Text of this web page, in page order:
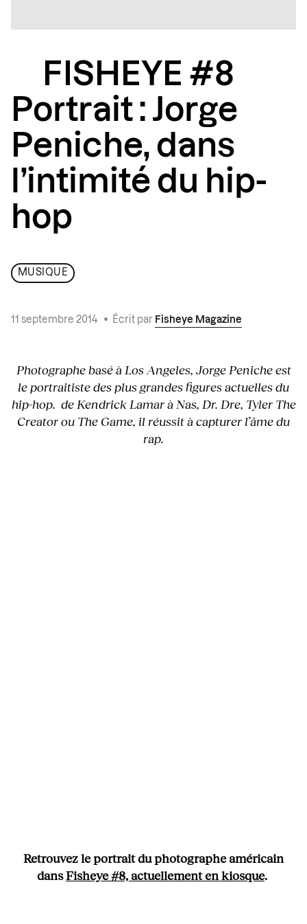
FISHEYE #8
Portrait : Jorge
Peniche, dans
l’intimité du hip-
hop
MUSIQUE
11 septembre 2014 • Écrit par Fisheye Magazine
Photographe basé à Los Angeles, Jorge Peniche est
le portraitiste des plus grandes figures actuelles du
hip-hop. de Kendrick Lamar à Nas, Dr. Dre, Tyler The
Creator ou The Game, il réussit à capturer l’âme du
rap.
Retrouvez le portrait du photographe américain
dansFisheye #8, actuellement en kiosque.